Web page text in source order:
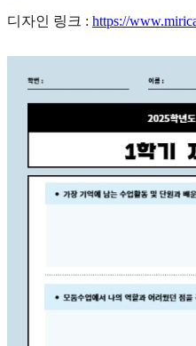
디자인 링크 : https://